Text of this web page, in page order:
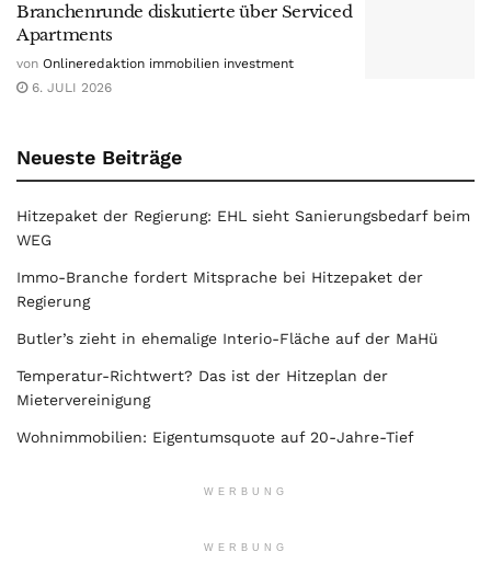
Branchenrunde diskutierte über Serviced
Apartments
von Onlineredaktion immobilien investment
6. JULI 2026
Neueste Beiträge
Hitzepaket der Regierung: EHL sieht Sanierungsbedarf beim
WEG
Immo-Branche fordert Mitsprache bei Hitzepaket der
Regierung
Butler’s zieht in ehemalige Interio-Fläche auf der MaHü
Temperatur-Richtwert? Das ist der Hitzeplan der
Mietervereinigung
Wohnimmobilien: Eigentumsquote auf 20-Jahre-Tief
WERBUNG
WERBUNG